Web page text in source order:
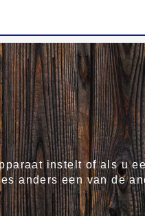
instelt of als u
anders een van de